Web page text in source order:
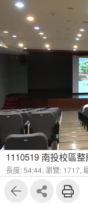
1110519 南投校區
長度: 54:44, 瀏覽: 1717,